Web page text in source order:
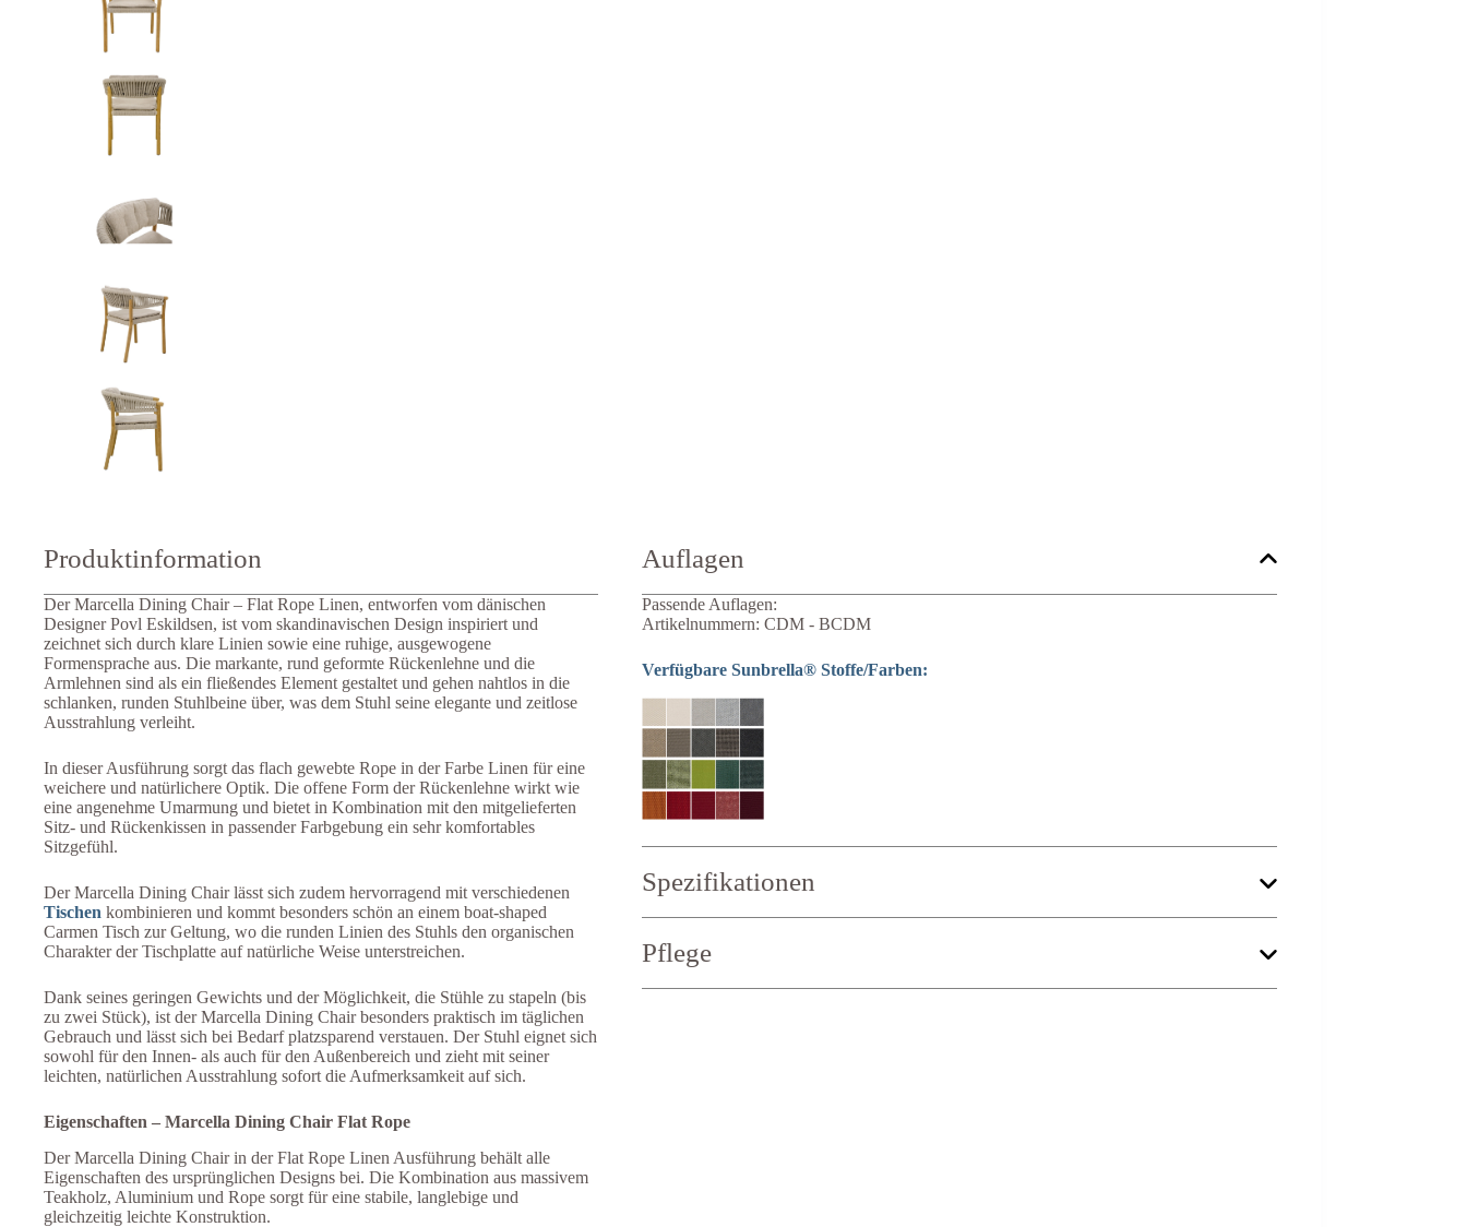
Produktinformation
Der Marcella Dining Chair – Flat Rope Linen, entworfen vom dänischen
Designer Povl Eskildsen, ist vom skandinavischen Design inspiriert und
zeichnet sich durch klare Linien sowie eine ruhige, ausgewogene
Formensprache aus. Die markante, rund geformte Rückenlehne und die
Armlehnen sind als ein fließendes Element gestaltet und gehen nahtlos in die
schlanken, runden Stuhlbeine über, was dem Stuhl seine elegante und zeitlose
Ausstrahlung verleiht.
In dieser Ausführung sorgt das flach gewebte Rope in der Farbe Linen für eine
weichere und natürlichere Optik. Die offene Form der Rückenlehne wirkt wie
eine angenehme Umarmung und bietet in Kombination mit den mitgelieferten
Sitz- und Rückenkissen in passender Farbgebung ein sehr komfortables
Sitzgefühl.
Der Marcella Dining Chair lässt sich zudem hervorragend mit verschiedenen
Tischen kombinieren und kommt besonders schön an einem boat-shaped
Carmen Tisch zur Geltung, wo die runden Linien des Stuhls den organischen
Charakter der Tischplatte auf natürliche Weise unterstreichen.
Dank seines geringen Gewichts und der Möglichkeit, die Stühle zu stapeln (bis
zu zwei Stück), ist der Marcella Dining Chair besonders praktisch im täglichen
Gebrauch und lässt sich bei Bedarf platzsparend verstauen. Der Stuhl eignet sich
sowohl für den Innen- als auch für den Außenbereich und zieht mit seiner
leichten, natürlichen Ausstrahlung sofort die Aufmerksamkeit auf sich.
Eigenschaften – Marcella Dining Chair Flat Rope
Der Marcella Dining Chair in der Flat Rope Linen Ausführung behält alle
Eigenschaften des ursprünglichen Designs bei. Die Kombination aus massivem
Teakholz, Aluminium und Rope sorgt für eine stabile, langlebige und
gleichzeitig leichte Konstruktion.
Auflagen
Passende Auflagen:
Artikelnummern: CDM - BCDM
Verfügbare Sunbrella® Stoffe/Farben:
Spezifikationen
Tiefe:
Höhe:
Sitzhöhe:45 cm
Pflege